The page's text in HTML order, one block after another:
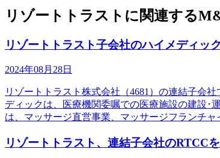
リゾートトラストに関連する
リゾートトラスト子会社のハイメディッ
2024年08月28日
リゾートトラスト株式会社（4681）の連結子会
ディックは、医療機関委嘱での医療施設の建設･
は、マッサージ直営事業、マッサージフランチャ
リゾートトラスト、連結子会社のRTCC